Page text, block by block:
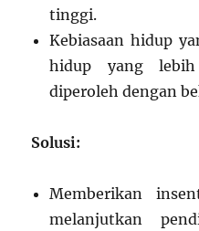
tinggi.
Kebiasaan hidup
hidup yang
diperoleh dengan
Solusi:
Memberikan
melanjutkan